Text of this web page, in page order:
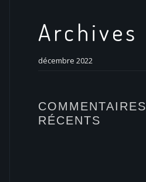
Archives
décembre 2022
COMMENTAIRES
RÉCENTS